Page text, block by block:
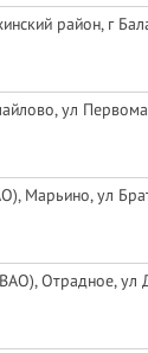
район, г
ул
Марьино, ул
Отрадное, ул